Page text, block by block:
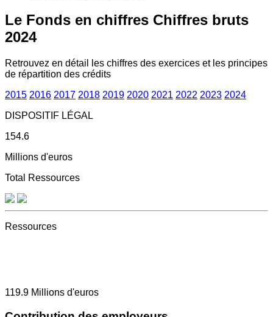
Le Fonds en chiffres Chiffres bruts
2024
Retrouvez en détail les chiffres des exercices et les principes
de répartition des crédits
2015 2016 2017 2018 2019 2020 2021 2022 2023 2024
DISPOSITIF LÉGAL
154.6
Millions d'euros
Total Ressources
Ressources
119.9 Millions d'euros